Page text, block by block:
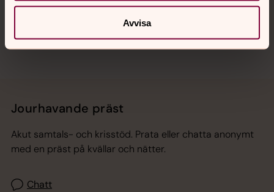
Avvisa
Sociala kanaler
Jourhavande präst
Akut samtals- och krisstöd. Prata eller chatta anonymt
med en präst på kvällar och nätter.
Chatt